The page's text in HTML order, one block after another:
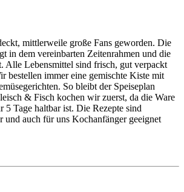
mittlerweile große Fans geworden. Die
in dem vereinbarten Zeitenrahmen und die
Alle Lebensmittel sind frisch, gut verpackt
bestellen immer eine gemischte Kiste mit
So bleibt der Speiseplan
& Fisch kochen wir zuerst, da die Ware
5 Tage haltbar ist. Die Rezepte sind
und auch für uns Kochanfänger geeignet